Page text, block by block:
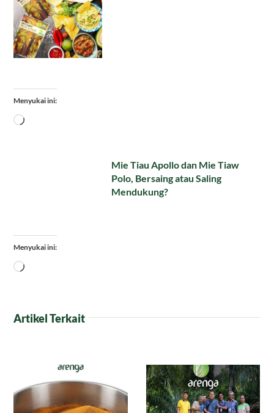
Menyukai ini:
Memuat...
Mie Tiau Apollo dan Mie Tiaw
Polo, Bersaing atau Saling
Mendukung?
Menyukai ini:
Memuat...
Artikel Terkait